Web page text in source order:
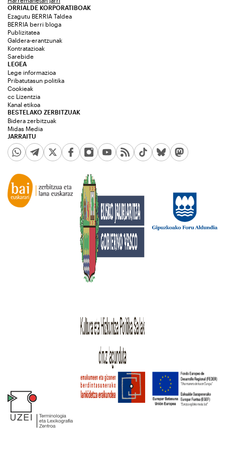
ORRIALDE KORPORATIBOAK
Ezagutu BERRIA Taldea
BERRIA berri bloga
Publizitatea
Galdera-erantzunak
Kontratazioak
Sarebide
JARRAITU
LEGEA
Lege informazioa
Pribatutasun politika
Cookieak
cc Lizentzia
Kanal etikoa
BESTELAKO ZERBITZUAK
Bidera zerbitzuak
Midas Media